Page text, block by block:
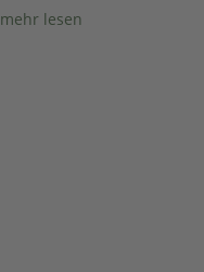
mehr lesen